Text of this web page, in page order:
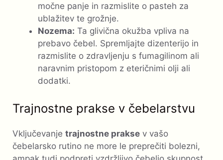
močne panje in razmislite o pasteh za
ublažitev te grožnje.
Nozema: Ta glivična okužba vpliva na
prebavo čebel. Spremljajte dizenterijo in
razmislite o zdravljenju s fumagilinom ali
naravnim pristopom z eteričnimi olji ali
dodatki.
Trajnostne prakse v čebelarstvu
Vključevanje trajnostne prakse v vašo
čebelarsko rutino ne more le preprečiti bolezni,